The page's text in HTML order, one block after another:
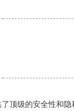
顶级的安全性和隐